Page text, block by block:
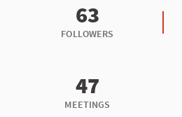
63
FOLLOWERS
47
MEETINGS